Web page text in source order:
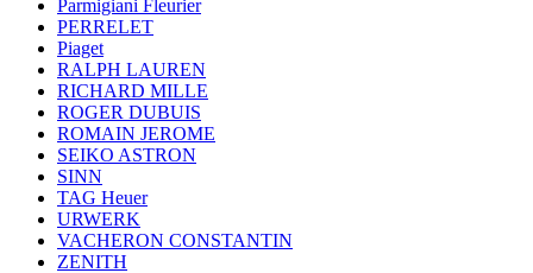
Parmigiani Fleurier
PERRELET
Piaget
RALPH LAUREN
RICHARD MILLE
ROGER DUBUIS
ROMAIN JEROME
SEIKO ASTRON
SINN
TAG Heuer
URWERK
VACHERON CONSTANTIN
ZENITH